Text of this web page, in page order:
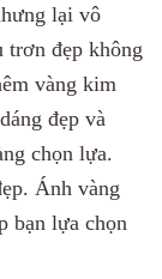
lại vô
trơn đẹp không
vàng kim
đẹp và
chọn lựa.
Ánh vàng
bạn lựa chọn